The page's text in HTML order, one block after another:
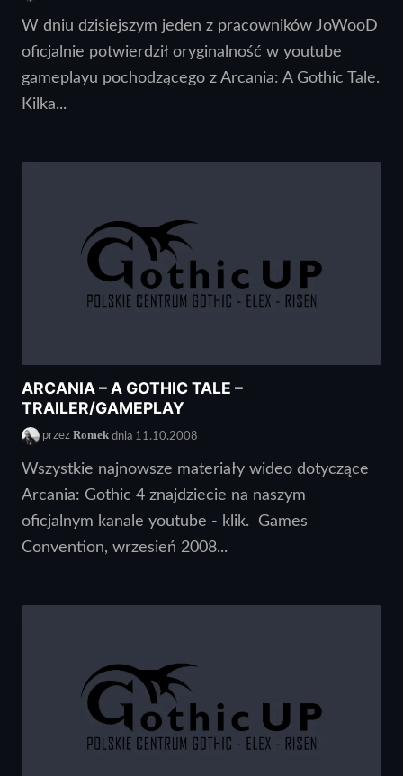
W dniu dzisiejszym jeden z pracowników JoWooD
oficjalnie potwierdził oryginalność w youtube
gameplayu pochodzącego z Arcania: A Gothic Tale.
Kilka...
ARCANIA – A GOTHIC TALE –
TRAILER/GAMEPLAY
przez Romek dnia 11.10.2008
Wszystkie najnowsze materiały wideo dotyczące
Arcania: Gothic 4 znajdziecie na naszym
oficjalnym kanale youtube - klik. Games
Convention, wrzesień 2008...